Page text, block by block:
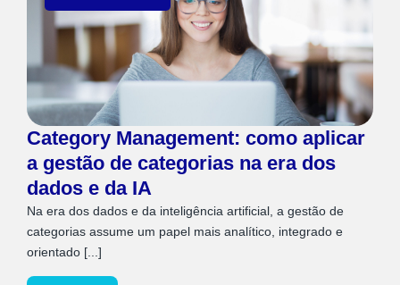
Category Management: como aplicar
a gestão de categorias na era dos
dados e da IA
Na era dos dados e da inteligência artificial, a gestão de
categorias assume um papel mais analítico, integrado e
orientado [...]